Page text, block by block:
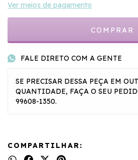
Ver meios de pagamento
FALE DIRETO COM A GENTE
SE PRECISAR DESSA PEÇA EM
QUANTIDADE, FAÇA O SEU
99608-1350.
COMPARTILHAR: